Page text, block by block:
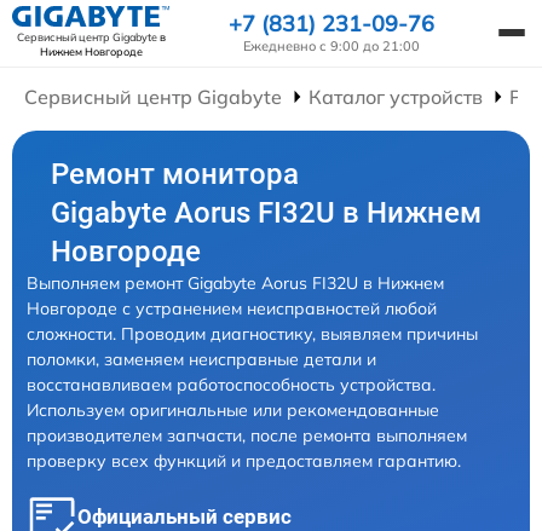
Сервисный центр Gigabyteв
Нижнем Новгороде
+7 (831) 231-09-76
Ежедневно с 9:00 до 21:00
Сервисный центр Gigabyte Каталог устройств
Ремонт монитора
Gigabyte Aorus FI32U в Нижнем
Новгороде
Выполняем ремонт Gigabyte Aorus FI32U в Нижнем
Новгороде с устранением неисправностей любой
сложности. Проводим диагностику, выявляем причины
поломки, заменяем неисправные детали и
восстанавливаем работоспособность устройства.
Используем оригинальные или рекомендованные
производителем запчасти, после ремонта выполняем
проверку всех функций и предоставляем гарантию.
Официальный сервис